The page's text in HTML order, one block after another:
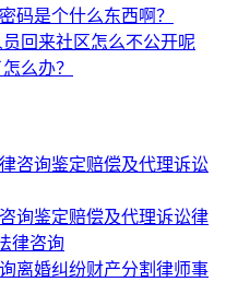
码是个什么东西啊？
回来社区怎么不公开呢
么办？
询鉴定赔偿及代理诉讼律
律咨询